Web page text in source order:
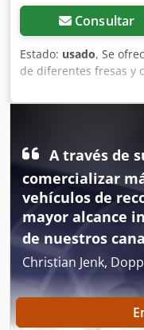
Consultar
Estado: usado, Se
de diferentes fresas y
principalmente para
Datos técnicos: -
Orificio: 40 mm
A través de
comercializar
vehículos de
mayor alcance
de nuestros
Christian Jenk,